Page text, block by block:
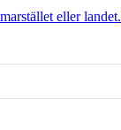
eller landet.